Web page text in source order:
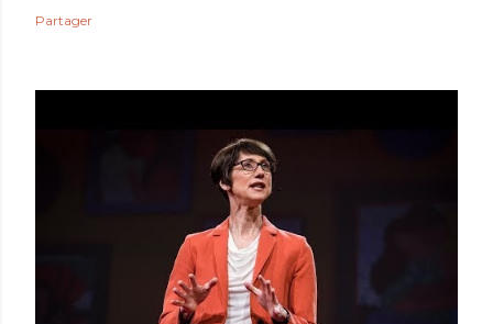
Partager